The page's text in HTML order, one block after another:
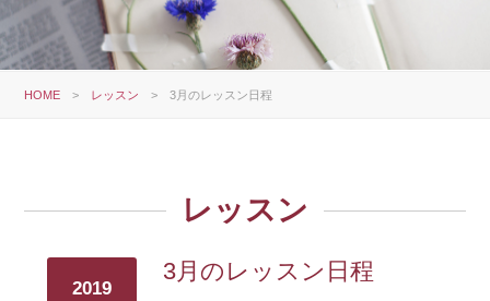
HOME > レッスン >3月のレッスン日程
レッスン
2019
3月のレッスン日程